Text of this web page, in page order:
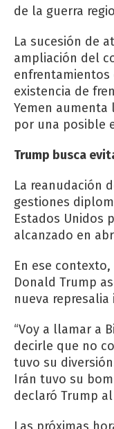
de la guerra
La sucesión de
ampliación del
enfrentamientos
existencia de
Yemen
por una posible
Trump busca
La reanudación
gestiones
Estados Unidos
alcanzado en
En ese
Donald Trump
nueva
“Voy a llamar a
decirle que no
tuvo su
Irán tuvo su
declaró Trump
Las próximas